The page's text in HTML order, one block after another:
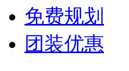
免费规划
团装优惠